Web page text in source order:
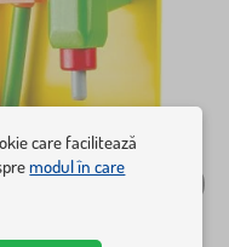
care facilitează
modul în care